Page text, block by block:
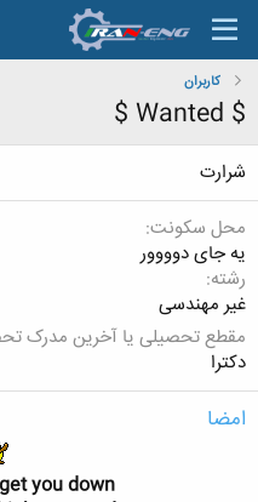
کاربران
$ Wanted $
شرارت
محل سکونت
یه جای دوووور
رشته
غیر مهندسی
مقطع تحصیلی یا آخرین مدرک
دکترا
امضا
you down